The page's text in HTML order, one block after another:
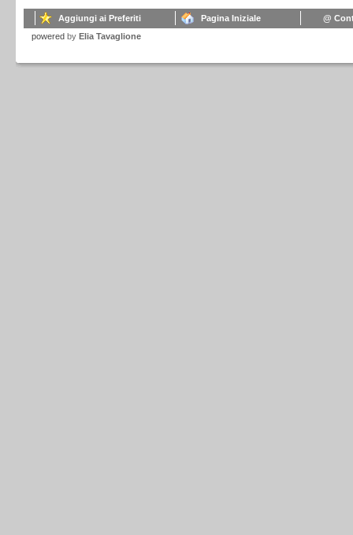
Aggiungi ai Preferiti Pagina Iniziale
@
powered by Elia Tavaglione